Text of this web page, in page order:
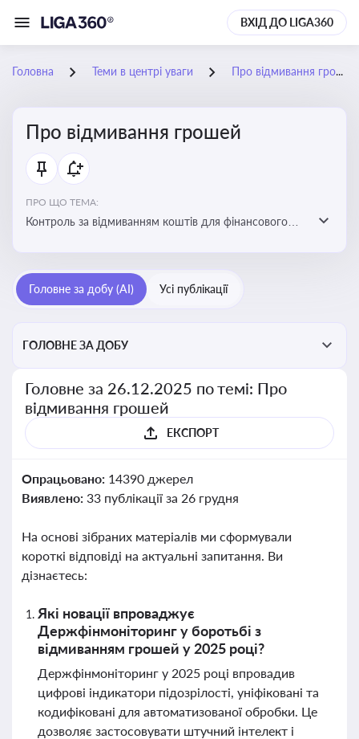
ВХІД ДО LIGA360
Головна Теми в центрі уваги Про відмивання грошей
Про відмивання грошей
ПРО ЩО ТЕМА:
Контроль за відмиванням коштів для фінансового
сплати податків. Вбудовування AML у договори та
Головне за добу (AI) Усі публікації
ГОЛОВНЕ ЗА ДОБУ
Головне за 26.12.2025 по темі: Про
відмивання грошей
ЕКСПОРТ
Опрацьовано: 14390 джерел
Виявлено: 33 публікації за 26 грудня
На основі зібраних матеріалів ми сформували
короткі відповіді на актуальні запитання. Ви
дізнаєтесь:
Які новації впроваджує
Держфінмоніторинг у боротьбі з
відмиванням грошей у 2025 році?
Держфінмоніторинг у 2025 році впровадив
цифрові індикатори підозрілості, уніфіковані та
кодифіковані для автоматизованої обробки. Це
дозволяє застосовувати штучний інтелект і